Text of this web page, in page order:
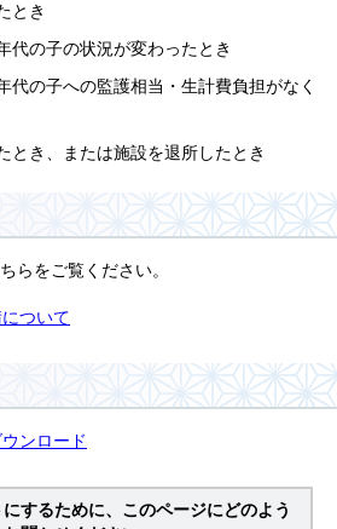
とき
代の子の状況が変わったとき
代の子への監護相当・生計費負担がなく
とき、または施設を退所したとき
らをご覧ください。
ついて
ンロード
するために、このページにどのよう